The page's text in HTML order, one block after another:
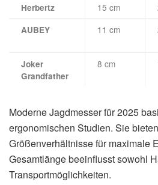
Herbertz 15 cm
AUBEY 11 cm
Joker
Grandfather
8 cm
Moderne Jagdmesser für 2025
ergonomischen Studien. Sie
Größenverhältnisse für maximale
Gesamtlänge beeinflusst sowohl
Transportmöglichkeiten.